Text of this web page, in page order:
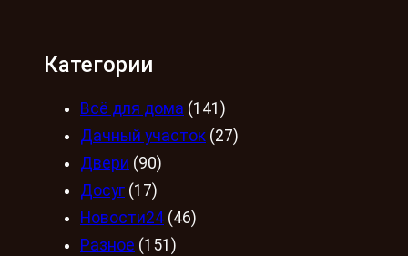
Категории
Всё для дома (141)
Дачный участок (27)
Двери (90)
Досуг (17)
Новости24 (46)
Разное (151)